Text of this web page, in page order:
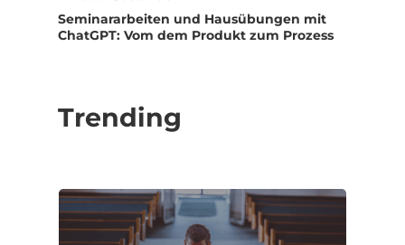
Seminararbeiten und Hausübungen mit
ChatGPT: Vom dem Produkt zum Prozess
Trending